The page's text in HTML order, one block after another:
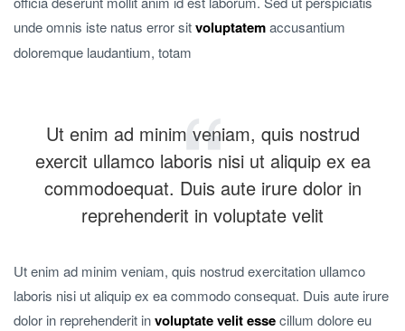
unde omnis iste natus error sitvoluptatemaccusantium
doloremque laudantium, totam
Ut enim ad minim veniam, quis nostrud
exercit ullamco laboris nisi ut aliquip ex ea
commodoequat. Duis aute irure dolor in
reprehenderit in voluptate velit
Ut enim ad minim veniam, quis nostrud exercitation ullamco
laboris nisi ut aliquip ex ea commodo consequat. Duis aute irure
dolor in reprehenderit involuptate velit essecillum dolore eu